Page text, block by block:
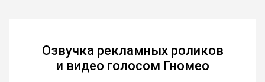
Озвучка рекламных роликов
и видео голосом Гномео